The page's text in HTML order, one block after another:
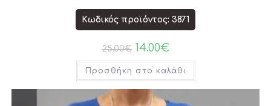
Κωδικός προϊόντος: 3871
25.00€ 14.00€
Προσθήκη στο καλάθι